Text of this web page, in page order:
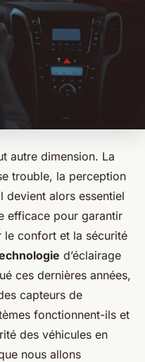
autre dimension. La
trouble, la perception
devient alors essentiel
efficace pour garantir
le confort et la sécurité
d’éclairage
ces dernières années,
capteurs de
fonctionnent-ils et
des véhicules en
nous allons